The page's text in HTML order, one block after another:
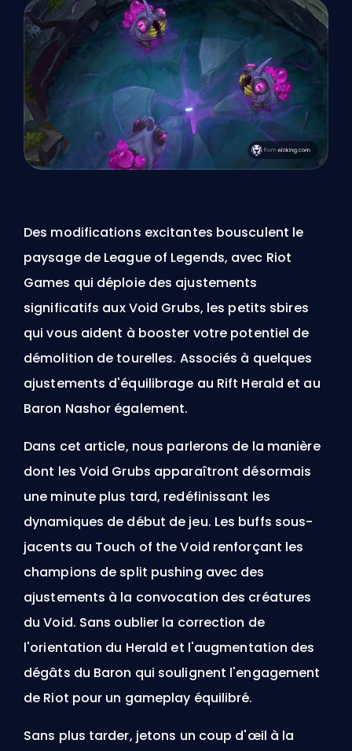
Des modifications excitantes bousculent le
paysage de League of Legends, avec Riot
Games qui déploie des ajustements
significatifs aux Void Grubs, les petits sbires
qui vous aident à booster votre potentiel de
démolition de tourelles. Associés à quelques
ajustements d'équilibrage au Rift Herald et au
Baron Nashor également.
Dans cet article, nous parlerons de la manière
dont les Void Grubs apparaîtront désormais
une minute plus tard, redéfinissant les
dynamiques de début de jeu. Les buffs sous-
jacents au Touch of the Void renforçant les
champions de split pushing avec des
ajustements à la convocation des créatures
du Void. Sans oublier la correction de
l'orientation du Herald et l'augmentation des
dégâts du Baron qui soulignent l'engagement
de Riot pour un gameplay équilibré.
Sans plus tarder, jetons un coup d'œil à la